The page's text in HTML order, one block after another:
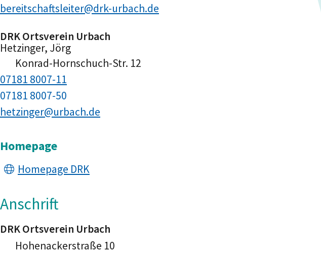
bereitschaftsleiter@drk-urbach.de
Hetzinger, Jörg
DRK Ortsverein Urbach
Konrad-Hornschuch-Str. 12
hetzinger@urbach.de
07181 8007-11
07181 8007-50
Homepage
Homepage DRK
Anschrift
DRK Ortsverein Urbach
Hohenackerstraße 10